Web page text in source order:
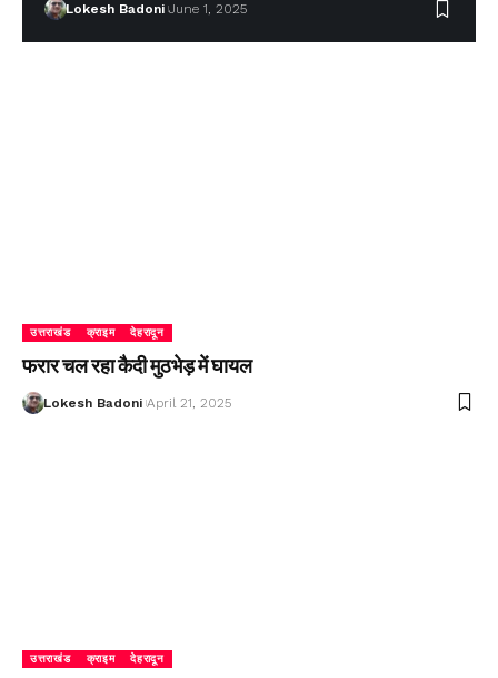
Lokesh Badoni June 1, 2025
उत्तराखंड क्राइम देहरादून
फरार चल रहा कैदी मुठभेड़ में घायल
Lokesh Badoni April 21, 2025
उत्तराखंड क्राइम देहरादून